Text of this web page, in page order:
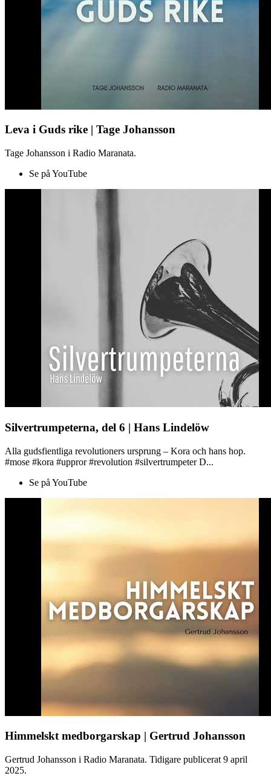
Leva i Guds rike | Tage Johansson
Tage Johansson i Radio Maranata.
Se på YouTube
Silvertrumpeterna, del 6 | Hans Lindelöw
Alla gudsfientliga revolutioners ursprung – Kora och hans hop.
#mose #kora #uppror #revolution #silvertrumpeter D...
Se på YouTube
Himmelskt medborgarskap | Gertrud Johansson
Gertrud Johansson i Radio Maranata. Tidigare publicerat 9 april
2025.